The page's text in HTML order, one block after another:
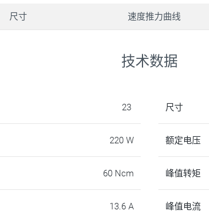
尺寸 速度推力曲线
技术数据
23
220 W
60 Ncm
13.6 A
尺寸
额定电压
峰值转矩
峰值电流